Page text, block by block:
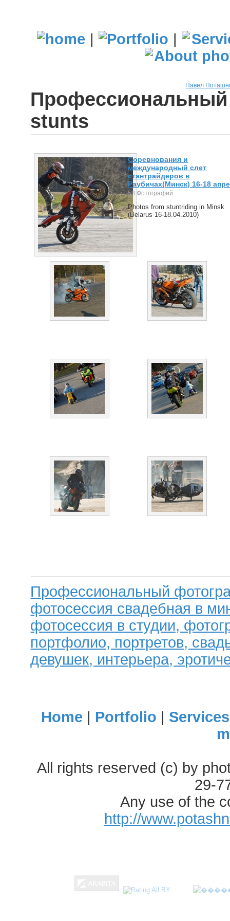
| |
Павел
stunts
Соревнования и
международный слет
стантрайдеров в
Раубичах(Минск) 16-18
58 Фотографий
Photos from stuntriding in Minsk
(Belarus 16-18.04.2010)
Профессиональный
фотосессия свадебная в
фотосессия в студии,
портфолио, портретов,
девушек, интерьера,
Home | Portfolio | Services
All rights reserved (c) by
29-
Any use of the
http://